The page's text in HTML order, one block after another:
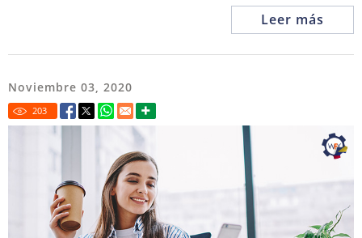
Leer más
Noviembre 03, 2020
203